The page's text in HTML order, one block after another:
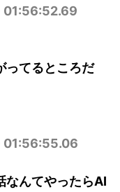
ってるところだ
なんてやったらAI